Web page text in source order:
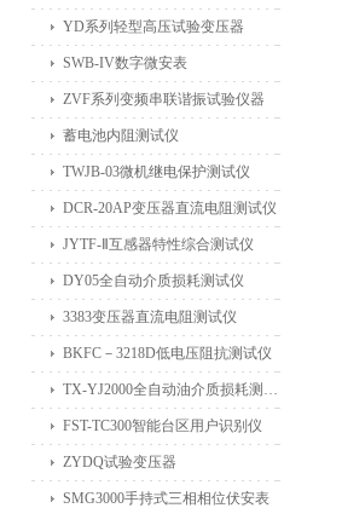
YD系列轻型高压试验变压器
SWB-IV数字微安表
ZVF系列变频串联谐振试验仪器
蓄电池内阻测试仪
TWJB-03微机继电保护测试仪
DCR-20AP变压器直流电阻测试仪
JYTF-Ⅱ互感器特性综合测试仪
DY05全自动介质损耗测试仪
3383变压器直流电阻测试仪
BKFC－3218D低电压阻抗测试仪
TX-YJ2000全自动油介质损耗测试仪
FST-TC300智能台区用户识别仪
ZYDQ试验变压器
SMG3000手持式三相相位伏安表